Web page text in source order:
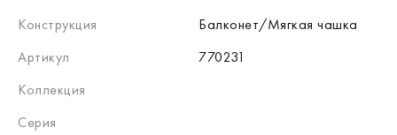
Конструкция
Балконет/Мягкая чашка
Артикул
770231
Коллекция
Серия